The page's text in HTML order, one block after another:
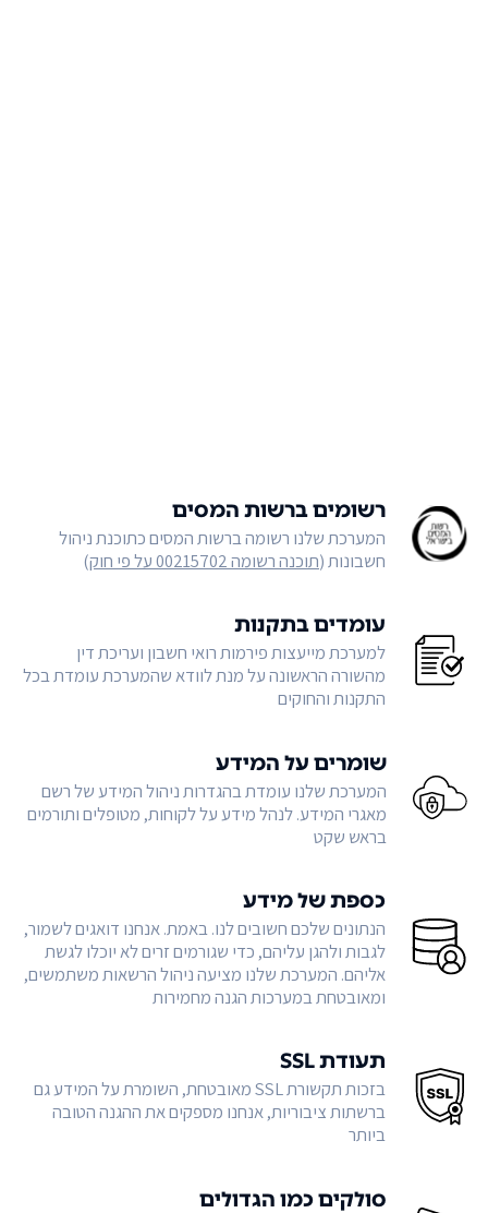
רשומים ברשות המסים
המערכת שלנו רשומה ברשות המסים כתוכנת ניהול
חשבונות (תוכנה רשומה 00215702 על פי חוק )
עומדים בתקנות
למערכת מייעצות פירמות רואי חשבון ועריכת דין
מהשורה הראשונה על מנת לוודא שהמערכת עומדת בכל
התקנות והחוקים
שומרים על המידע
המערכת שלנו עומדת בהגדרות ניהול המידע של רשם
מאגרי המידע. לנהל מידע על לקוחות, מטופלים ותורמים
בראש שקט
כספת של מידע
הנתונים שלכם חשובים לנו. באמת. אנחנו דואגים לשמור,
לגבות ולהגן עליהם, כדי שגורמים זרים לא יוכלו לגשת
אליהם. המערכת שלנו מציעה ניהול הרשאות משתמשים,
ומאובטחת במערכות הגנה מחמירות
תעודת SSL
בזכות תקשורת SSL מאובטחת, השומרת על המידע גם
ברשתות ציבוריות, אנחנו מספקים את ההגנה הטובה
ביותר
סולקים כמו הגדולים